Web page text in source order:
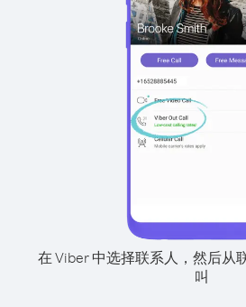
在 Viber 中选择联系人，然后从
叫